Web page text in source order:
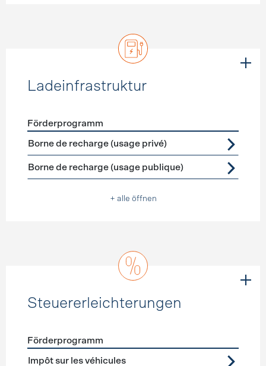
Ladeinfrastruktur
Förderprogramme Ladeinfrastruktur
Förderprogramm
Borne de recharge (usage privé)
Borne de recharge (usage publique)
+ alle öffnen
Steuererleichterungen
Förderprogramme Steuererleichterungen
Förderprogramm
Impôt sur les véhicules